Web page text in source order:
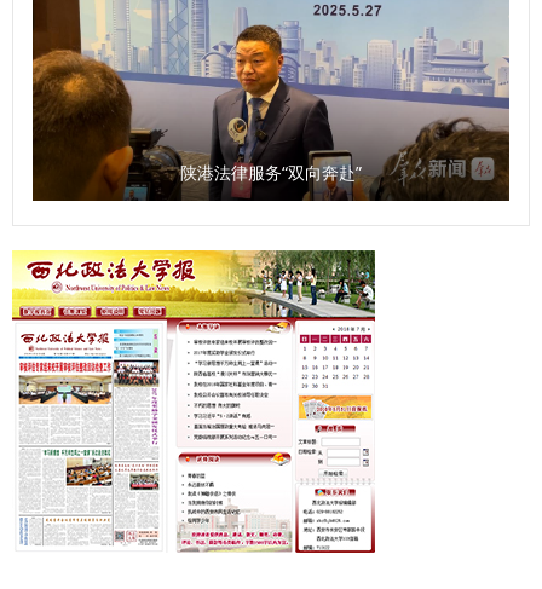
暨院长书记第一课的举办，为2025级新同学点亮了大学征程
的灯塔。希望新生们以开学第一课为序章，筑牢信仰之基，锤
炼过硬本领，在民商法学院扬起理想风帆，全力谱写为法治中
国建设贡献力量的青春答卷。 （供稿：民商法学院 撰稿：张
智超 审核：朱茂）
陕港法律服务“双向奔赴”